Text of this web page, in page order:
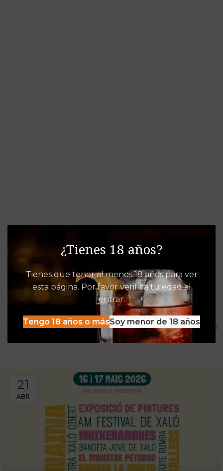
¿Tienes 18 años?
Tienes que tener al menos 18 años para ver
esta página. Por favor verifica tu edad al
entrar.
Tengo 18 años o másSoy menor de 18 años
Destacados de Vinalia
Mucho más que una Vinoteca
Tenemos las experiencias, descuentos y detacados pensados
para disfrutar al máximo de la oferta Vinalia
21
ABR